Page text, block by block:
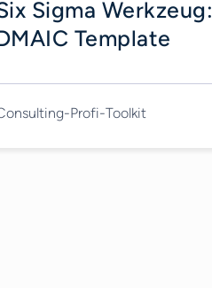
Sigma Werkzeug:
Template
Profi-Toolkit